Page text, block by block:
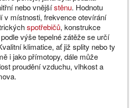
nebo vnějšístěnu. Hodnotu
v místnosti, frekvence otevírání
spotřebičů, konstrukce
výše tepelné zátěže se určí
klimatice, ať již splity nebo ty
i jako přímotopy, dále může
proudění vzduchu, vlhkost a